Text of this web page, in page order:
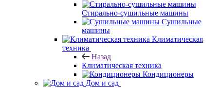
Стирально-сушильные машины
Сушильные
машины
Климатическая
техника
Назад
Климатическая техника
Кондиционеры
Дом и сад